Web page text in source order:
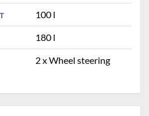
100 l
180 l
2 x Wheel steering